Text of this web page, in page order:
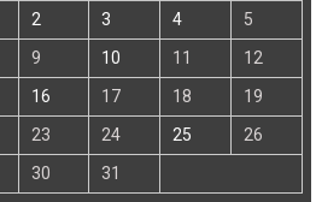
2 3 4
5
9 10 11
12
16 17 18
19
23 24 25
26
30 31